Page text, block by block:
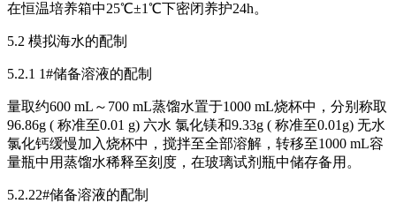
在恒温培养箱中25℃±1℃下密闭养护24h。
5.2 模拟海水的配制
5.2.1 1#储备溶液的配制
量取约600 mL～700 mL蒸馏水置于1000 mL烧杯中，分别称取
96.86g ( 称准至0.01 g) 六水 氯化镁和9.33g ( 称准至0.01g) 无水
氯化钙缓慢加入烧杯中，搅拌至全部溶解，转移至1000 mL容
量瓶中用蒸馏水稀释至刻度，在玻璃试剂瓶中储存备用。
5.2.22#储备溶液的配制